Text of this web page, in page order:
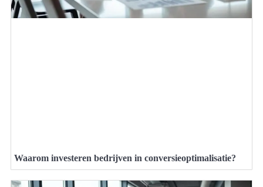
Waarom investeren bedrijven in conversieoptimalisatie?